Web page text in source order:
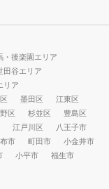
・後楽園エリア
田谷エリア
リア
墨田区
江東区
区 杉並区
豊島区
江戸川区
八王子市
市 町田市
小金井市
小平市
福生市